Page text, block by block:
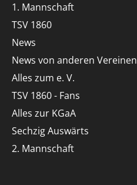
1. Mannschaft
TSV 1860
News
News von anderen Vereinen
Alles zum e. V.
TSV 1860 - Fans
Alles zur KGaA
Sechzig Auswärts
2. Mannschaft